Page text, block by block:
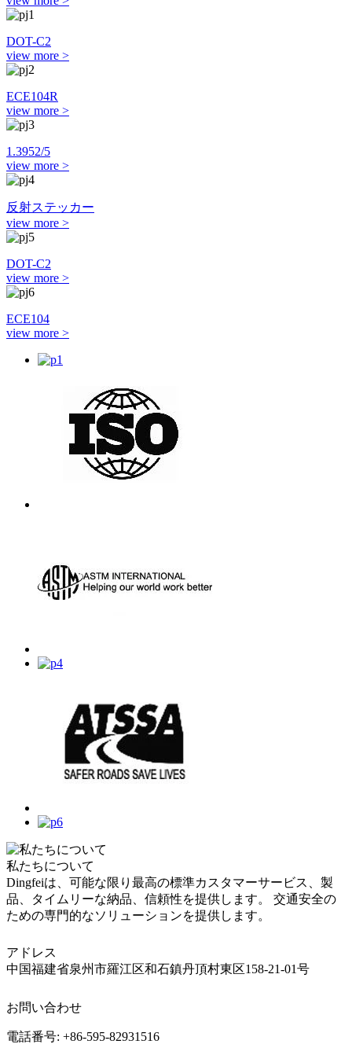
DOT-C2
view more >
ECE104R
view more >
1.3952/5
view more >
反射ステッカー
view more >
DOT-C2
view more >
ECE104
view more >
私たちについて
Dingfeiは、可能な限り最高の標準カスタマーサービス、製
品、タイムリーな納品、信頼性を提供します。 交通安全の
ための専門的なソリューションを提供します。
アドレス
中国福建省泉州市羅江区和石鎮丹頂村東区158-21-01号
お問い合わせ
電話番号: +86-595-82931516